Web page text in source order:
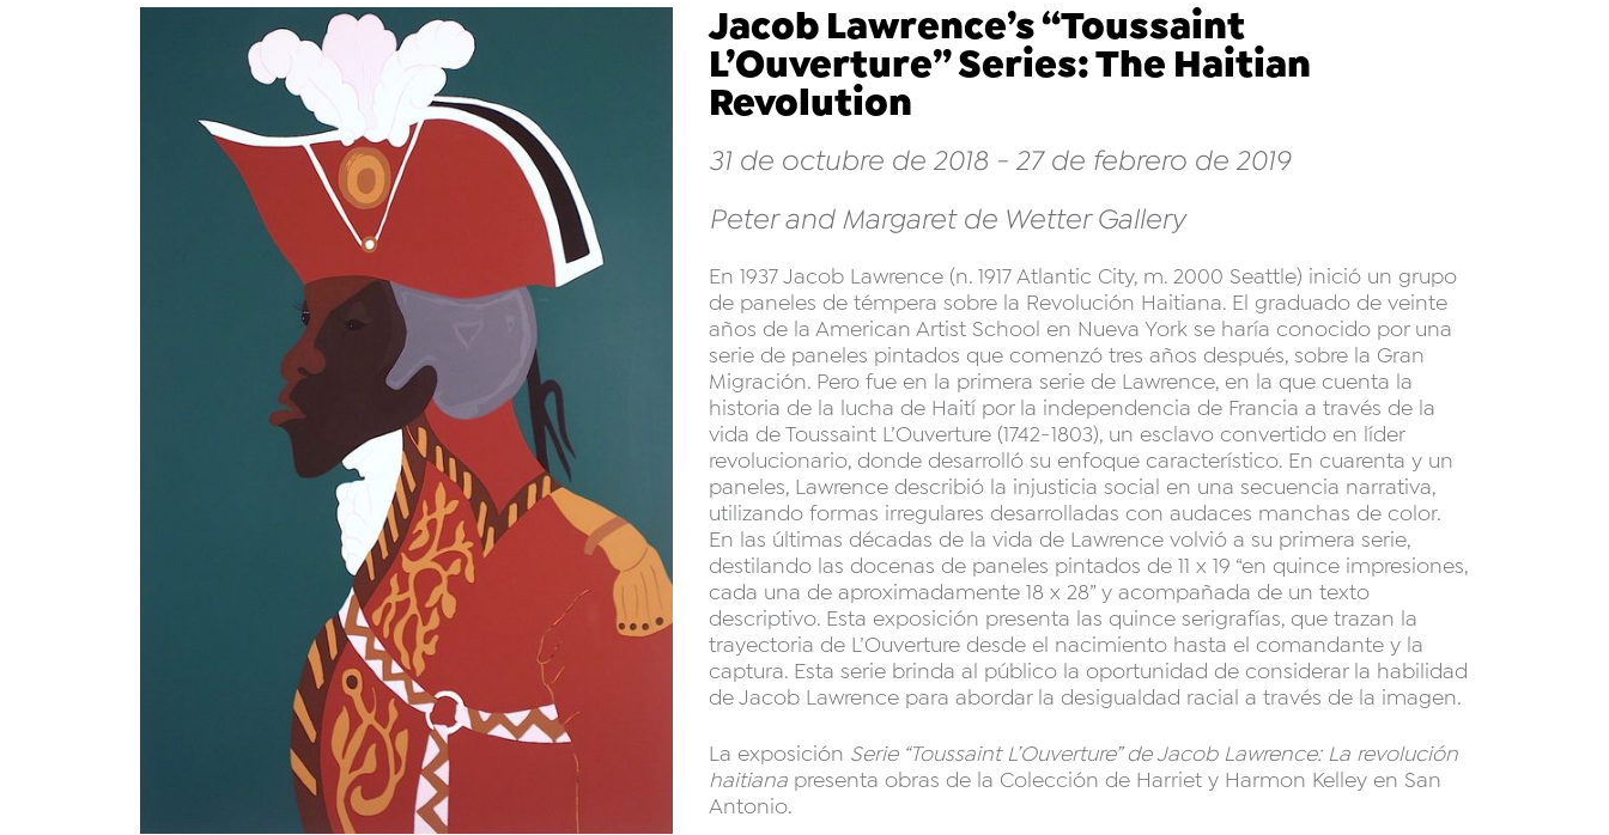
Jacob Lawrence’s “Toussaint
L’Ouverture” Series: The Haitian
Revolution
31 de octubre de 2018 - 27 de febrero de 2019
Peter and Margaret de Wetter Gallery
En 1937 Jacob Lawrence (n. 1917 Atlantic City, m. 2000 Seattle) inició un grupo
de paneles de témpera sobre la Revolución Haitiana. El graduado de veinte
años de la American Artist School en Nueva York se haría conocido por una
serie de paneles pintados que comenzó tres años después, sobre la Gran
Migración. Pero fue en la primera serie de Lawrence, en la que cuenta la
historia de la lucha de Haití por la independencia de Francia a través de la
vida de Toussaint L’Ouverture (1742-1803), un esclavo convertido en líder
revolucionario, donde desarrolló su enfoque característico. En cuarenta y un
paneles, Lawrence describió la injusticia social en una secuencia narrativa,
utilizando formas irregulares desarrolladas con audaces manchas de color.
En las últimas décadas de la vida de Lawrence volvió a su primera serie,
destilando las docenas de paneles pintados de 11 x 19 “en quince impresiones,
cada una de aproximadamente 18 x 28” y acompañada de un texto
descriptivo. Esta exposición presenta las quince serigrafías, que trazan la
trayectoria de L’Ouverture desde el nacimiento hasta el comandante y la
captura. Esta serie brinda al público la oportunidad de considerar la habilidad
de Jacob Lawrence para abordar la desigualdad racial a través de la imagen.
La exposición Serie “Toussaint L’Ouverture” de Jacob Lawrence: La revolución
haitiana presenta obras de la Colección de Harriet y Harmon Kelley en San
Antonio.